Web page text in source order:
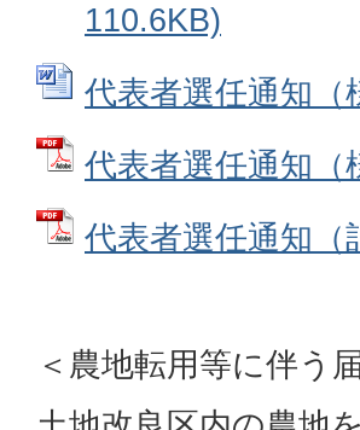
110.6KB)
代表者選任通知
代表者選任通知
代表者選任通知
＜農地転用等に伴う